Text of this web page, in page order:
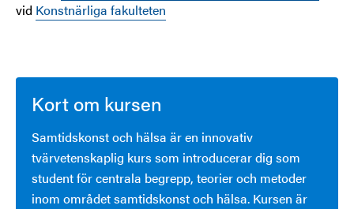
vid Konstnärliga fakulteten
Kort om kursen
Samtidskonst och hälsa är en innovativ
tvärvetenskaplig kurs som introducerar dig som
student för centrala begrepp, teorier och metoder
inom området samtidskonst och hälsa. Kursen är